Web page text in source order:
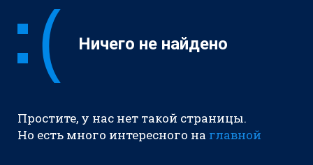
Ничего не найдено
Простите, у нас нет такой страницы.
Но есть много интересного на главной